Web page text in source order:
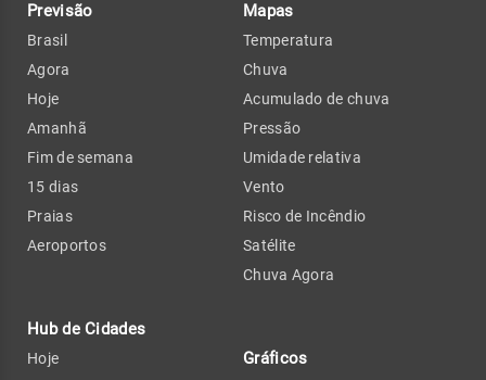
Previsão
Brasil
Agora
Hoje
Amanhã
Fim de semana
15 dias
Praias
Aeroportos
Hub de Cidades
Hoje
Mapas
Temperatura
Chuva
Acumulado de chuva
Pressão
Umidade relativa
Vento
Risco de Incêndio
Satélite
Chuva Agora
Gráficos